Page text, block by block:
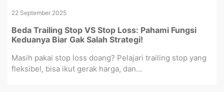
22 September 2025
Beda Trailing Stop VS Stop Loss: Pahami Fungsi
Keduanya Biar Gak Salah Strategi!
Masih pakai stop loss doang? Pelajari trailing stop yang
fleksibel, bisa ikut gerak harga, dan...